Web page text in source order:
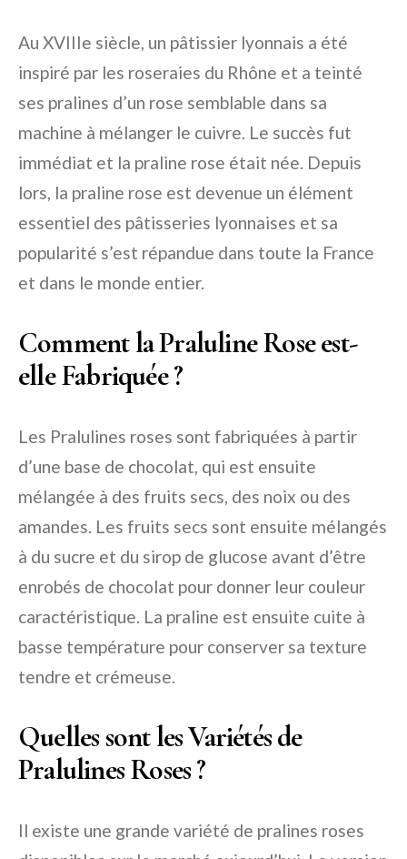
Au XVIIIe siècle, un pâtissier lyonnais a été
inspiré par les roseraies du Rhône et a teinté
ses pralines d’un rose semblable dans sa
machine à mélanger le cuivre. Le succès fut
immédiat et la praline rose était née. Depuis
lors, la praline rose est devenue un élément
essentiel des pâtisseries lyonnaises et sa
popularité s’est répandue dans toute la France
et dans le monde entier.
Comment la Praluline Rose est-
elle Fabriquée ?
Les Pralulines roses sont fabriquées à partir
d’une base de chocolat, qui est ensuite
mélangée à des fruits secs, des noix ou des
amandes. Les fruits secs sont ensuite mélangés
à du sucre et du sirop de glucose avant d’être
enrobés de chocolat pour donner leur couleur
caractéristique. La praline est ensuite cuite à
basse température pour conserver sa texture
tendre et crémeuse.
Quelles sont les Variétés de
Pralulines Roses ?
Il existe une grande variété de pralines roses